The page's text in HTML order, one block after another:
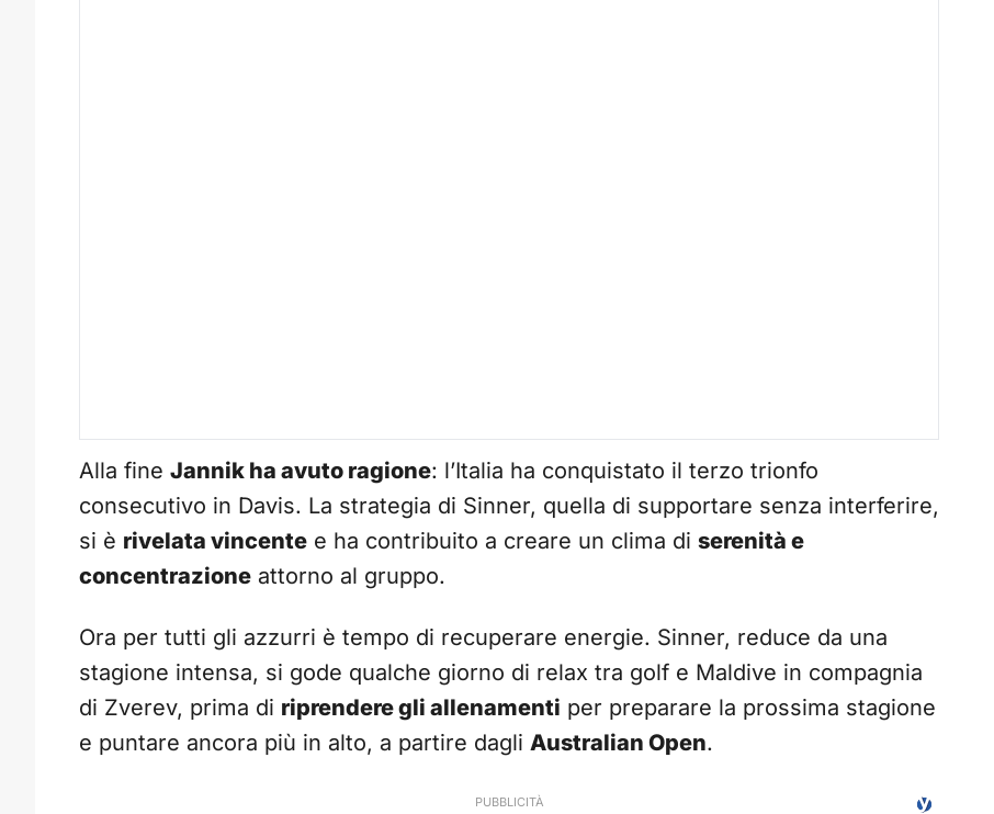
Alla fine Jannik ha avuto ragione: l’Italia ha conquistato il terzo trionfo
consecutivo in Davis. La strategia di Sinner, quella di supportare senza interferire,
si è rivelata vincente e ha contribuito a creare un clima di serenità e
concentrazione attorno al gruppo.
Ora per tutti gli azzurri è tempo di recuperare energie. Sinner, reduce da una
stagione intensa, si gode qualche giorno di relax tra golf e Maldive in compagnia
di Zverev, prima di riprendere gli allenamenti per preparare la prossima stagione
e puntare ancora più in alto, a partire dagli Australian Open.